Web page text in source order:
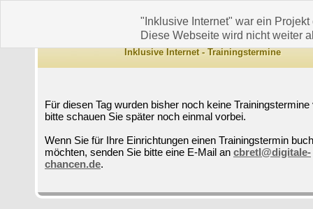
"Inklusive Internet" war ein
Diese Webseite wird nicht weiter
Inklusive Internet - Trainingstermine
Für diesen Tag wurden bisher noch keine Trainingstermine
bitte schauen Sie später noch einmal vorbei.
Wenn Sie für Ihre Einrichtungen einen Trainingstermin
möchten, senden Sie bitte eine E-Mail an cbretl@digitale-
chancen.de.